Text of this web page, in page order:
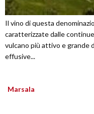
Il vino di questa
caratterizzate dalle
vulcano più attivo e grande
effusive...
Marsala